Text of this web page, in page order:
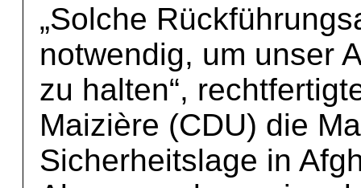
„Solche
notwendig, um unser
zu halten“,
Maizière (CDU) die
Sicherheitslage in